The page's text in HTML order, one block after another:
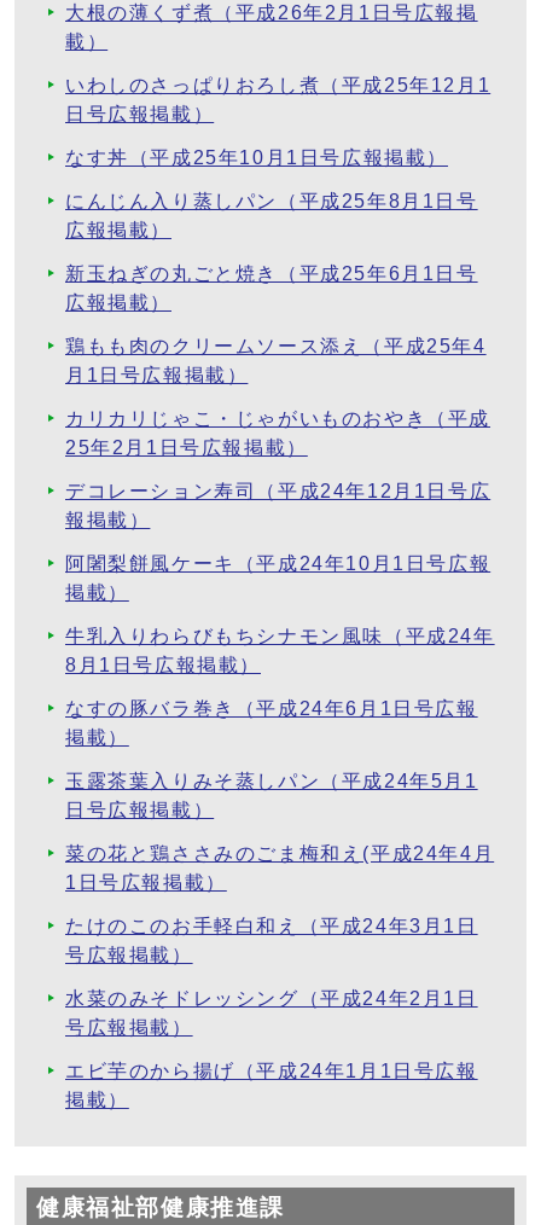
大根の薄くず煮（平成26年2月1日号広報掲
載）
いわしのさっぱりおろし煮（平成25年12月1
日号広報掲載）
なす丼（平成25年10月1日号広報掲載）
にんじん入り蒸しパン（平成25年8月1日号
広報掲載）
新玉ねぎの丸ごと焼き（平成25年6月1日号
広報掲載）
鶏もも肉のクリームソース添え（平成25年4
月1日号広報掲載）
カリカリじゃこ・じゃがいものおやき（平成
25年2月1日号広報掲載）
デコレーション寿司（平成24年12月1日号広
報掲載）
阿闍梨餅風ケーキ（平成24年10月1日号広報
掲載）
牛乳入りわらびもちシナモン風味（平成24年
8月1日号広報掲載）
なすの豚バラ巻き（平成24年6月1日号広報
掲載）
玉露茶葉入りみそ蒸しパン（平成24年5月1
日号広報掲載）
菜の花と鶏ささみのごま梅和え(平成24年4月
1日号広報掲載）
たけのこのお手軽白和え（平成24年3月1日
号広報掲載）
水菜のみそドレッシング（平成24年2月1日
号広報掲載）
エビ芋のから揚げ（平成24年1月1日号広報
掲載）
健康福祉部健康推進課